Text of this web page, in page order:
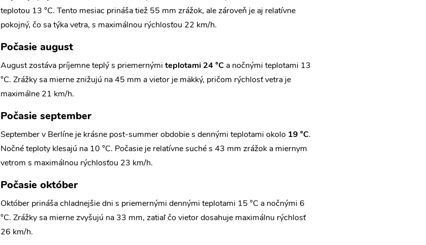
teplotou 13 °C. Tento mesiac prináša tiež 55 mm zrážok, ale zároveň je aj relatívne
pokojný, čo sa týka vetra, s maximálnou rýchlosťou 22 km/h.
Počasie august
August zostáva príjemne teplý s priemernými teplotami 24 °C a nočnými teplotami 13
°C. Zrážky sa mierne znižujú na 45 mm a vietor je mäkký, pričom rýchlosť vetra je
maximálne 21 km/h.
Počasie september
September v Berlíne je krásne post-summer obdobie s dennými teplotami okolo 19 °C.
Nočné teploty klesajú na 10 °C. Počasie je relatívne suché s 43 mm zrážok a miernym
vetrom s maximálnou rýchlosťou 23 km/h.
Počasie október
Október prináša chladnejšie dni s priemernými dennými teplotami 15 °C a nočnými 6
°C. Zrážky sa mierne zvyšujú na 33 mm, zatiaľ čo vietor dosahuje maximálnu rýchlosť
26 km/h.